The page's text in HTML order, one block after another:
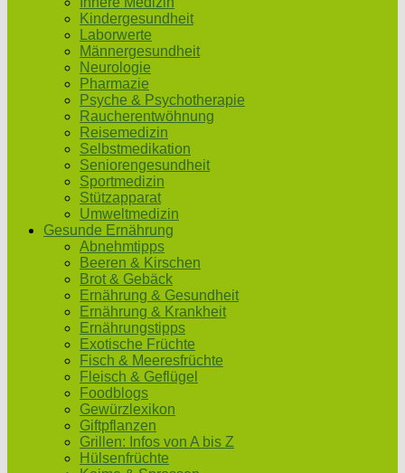
Kindergesundheit
Laborwerte
Männergesundheit
Neurologie
Pharmazie
Psyche & Psychotherapie
Raucherentwöhnung
Reisemedizin
Selbstmedikation
Seniorengesundheit
Sportmedizin
Stützapparat
Umweltmedizin
Gesunde Ernährung
Abnehmtipps
Beeren & Kirschen
Brot & Gebäck
Ernährung & Gesundheit
Ernährung & Krankheit
Ernährungstipps
Exotische Früchte
Fisch & Meeresfrüchte
Fleisch & Geflügel
Foodblogs
Gewürzlexikon
Giftpflanzen
Grillen: Infos von A bis Z
Hülsenfrüchte